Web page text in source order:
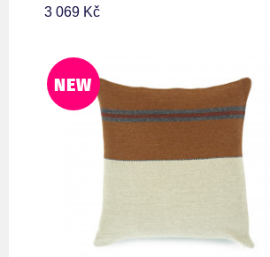
3 069 Kč
NEW